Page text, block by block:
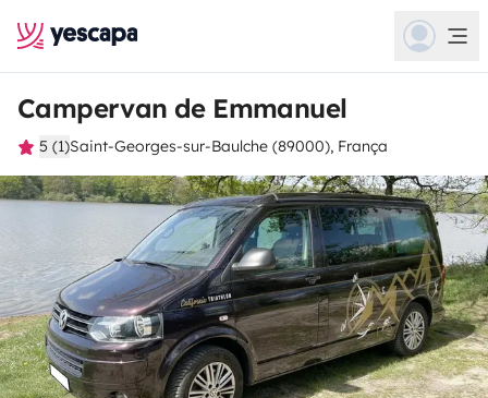
Campervan de Emmanuel
5 (1)Saint-Georges-sur-Baulche (89000), França